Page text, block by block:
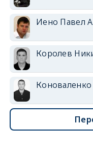
Иено Павел
Королев